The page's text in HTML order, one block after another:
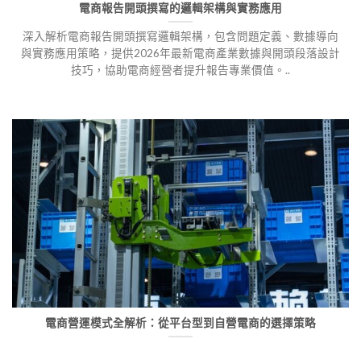
電商報告開頭撰寫的邏輯架構與實務應用
深入解析電商報告開頭撰寫邏輯架構，包含問題定義、數據導向
與實務應用策略，提供2026年最新電商產業數據與開頭段落設計
技巧，協助電商經營者提升報告專業價值。..
電商營運模式全解析：從平台型到自營電商的選擇策略